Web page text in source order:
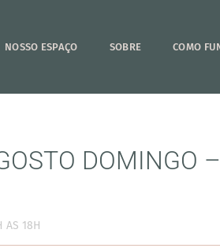
NOSSO ESPAÇO SOBRE COMO
DOMINGO
AS 18H